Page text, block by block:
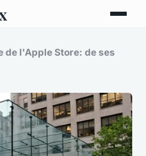
de l'Apple Store: de ses